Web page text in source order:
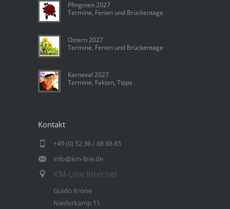
Pfingsten 2027
Termine, Ferien und Brückentage
Ostern 2027
Termine, Ferien und Brückentage
Karneval 2027
Termine, Fakten, Tipps
Kontakt
+49 (0) 52 36 / 88 88 85
info@km-line.de
KM-Line Internet
Guido Krone
Niederkamp 11